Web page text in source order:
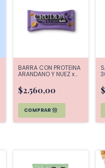
BARRA CON PROTEINA
ARANDANO Y NUEZ x
$2.560,00